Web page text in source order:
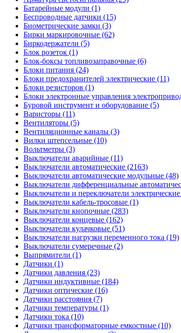
Батарейные модули (1)
Беспроводные датчики (15)
Биометрические замки (3)
Бирки маркировочные (62)
Биркодержатели (5)
Блок розеток (1)
Блок-боксы топливозаправочные (6)
Блоки питания (24)
Блоки предохранителей электрические (11)
Блоки резисторов (1)
Блоки электронные управления
Буровой инструмент и оборудование (5)
Варисторы (11)
Вентиляторы (5)
Вентиляционные каналы (3)
Вилки штепсельные (10)
Вольтметры (3)
Выключатели аварийные (11)
Выключатели автоматические (2163)
Выключатели автоматические модульные (48)
Выключатели дифференциальные
Выключатели и переключатели
Выключатели кабель-тросовые (1)
Выключатели кнопочные (283)
Выключатели концевые (162)
Выключатели кулачковые (51)
Выключатели нагрузки переменного тока (19)
Выключатели сумеречные (2)
Выпрямители (1)
Датчики (1)
Датчики давления (23)
Датчики индуктивные (184)
Датчики оптические (16)
Датчики расстояния (7)
Датчики температуры (1)
Датчики тока (10)
Датчики трансформаторные емкостные (10)